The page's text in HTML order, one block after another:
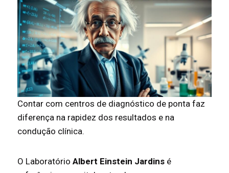
Contar com centros de diagnóstico de ponta faz
diferença na rapidez dos resultados e na
condução clínica.
O Laboratório Albert Einstein Jardins é